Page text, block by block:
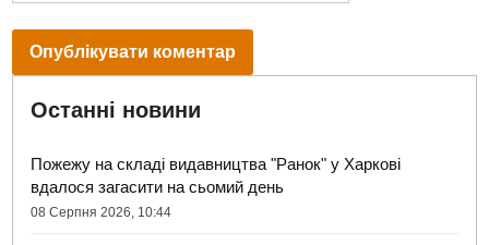
Останні новини
Пожежу на складі видавництва "Ранок" у Харкові
вдалося загасити на сьомий день
08 Серпня 2026, 10:44